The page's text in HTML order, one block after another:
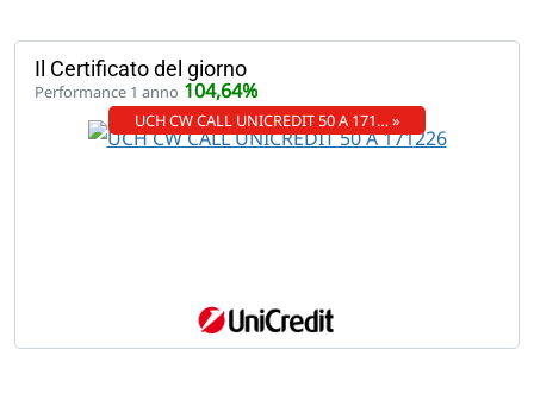
Il Certificato del giorno
Performance 1 anno 104,64%
UCH CW CALL UNICREDIT 50 A 171… »